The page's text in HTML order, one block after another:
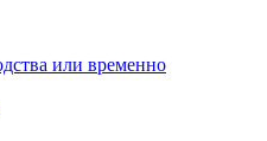
или временно